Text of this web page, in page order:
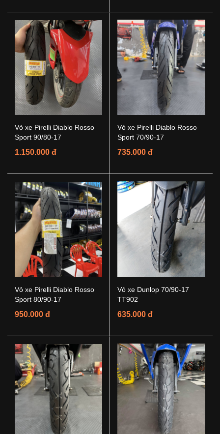
Vỏ xe Pirelli Diablo Rosso
Sport 90/80-17
1.150.000 đ
Vỏ xe Pirelli Diablo Rosso
Sport 70/90-17
735.000 đ
Vỏ xe Pirelli Diablo Rosso
Sport 80/90-17
950.000 đ
Vỏ xe Dunlop 70/90-17
TT902
635.000 đ